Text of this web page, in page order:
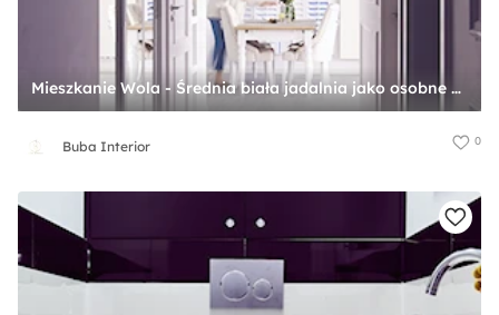
Mieszkanie Wola - Średnia biała jadalnia jako osobne pomieszczenie - zdjęcie od Buba Interior
Buba Interior 0